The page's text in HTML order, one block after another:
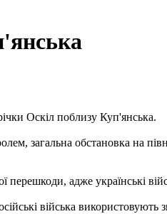
Оскіл поблизу Куп'янська.
загальна обстановка на
адже українські
війська